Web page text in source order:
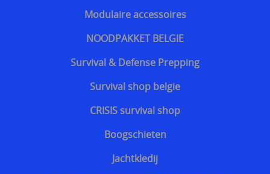
Modulaire accessoires
NOODPAKKET BELGIE
Survival & Defense Prepping
Survival shop belgie
CRISIS survival shop
Boogschieten
Jachtkledij